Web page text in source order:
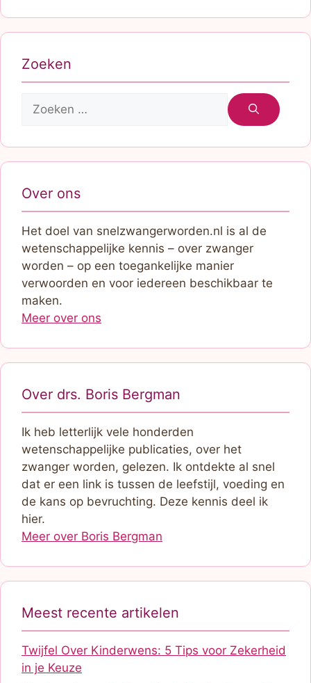
Zoeken
Zoek
Over ons
Het doel van snelzwangerworden.nl is al de
wetenschappelijke kennis – over zwanger
worden – op een toegankelijke manier
verwoorden en voor iedereen beschikbaar te
maken.
Meer over ons
Over drs. Boris Bergman
Ik heb letterlijk vele honderden
wetenschappelijke publicaties, over het
zwanger worden, gelezen. Ik ontdekte al snel
dat er een link is tussen de leefstijl, voeding en
de kans op bevruchting. Deze kennis deel ik
hier.
Meer over Boris Bergman
Meest recente artikelen
Twijfel Over Kinderwens: 5 Tips voor Zekerheid
in je Keuze